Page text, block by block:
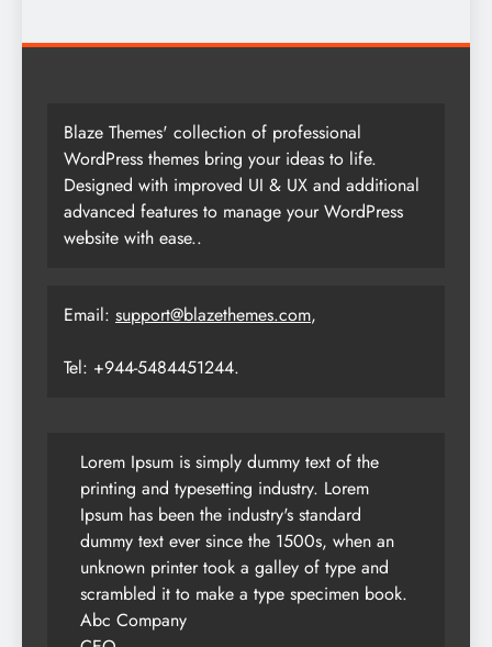
Blaze Themes' collection of professional
WordPress themes bring your ideas to life.
Designed with improved UI & UX and additional
advanced features to manage your WordPress
website with ease..
Email: support@blazethemes.com,
Tel: +944-5484451244.
Lorem Ipsum is simply dummy text of the
printing and typesetting industry. Lorem
Ipsum has been the industry's standard
dummy text ever since the 1500s, when an
unknown printer took a galley of type and
scrambled it to make a type specimen book.
Abc Company